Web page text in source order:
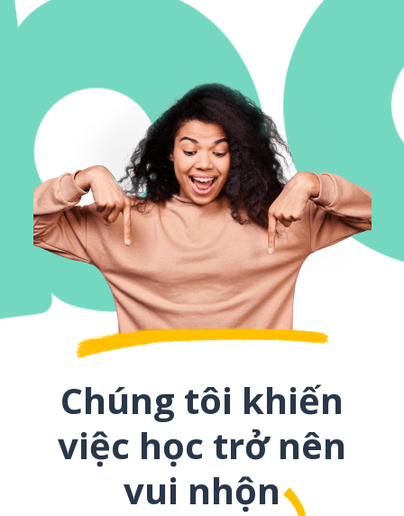
Chúng tôi khiến
việc học trở nên
vui nhộn